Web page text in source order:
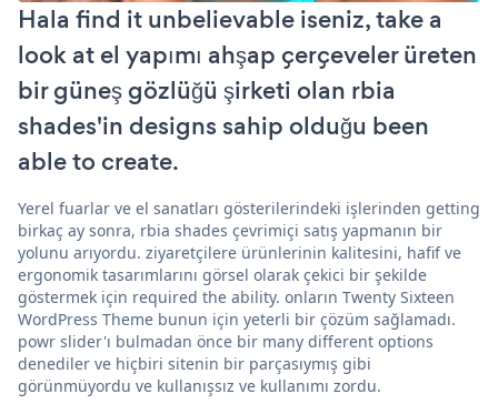
Hala find it unbelievable iseniz, take a
look at el yapımı ahşap çerçeveler üreten
bir güneş gözlüğü şirketi olan rbia
shades'in designs sahip olduğu been
able to create.
Yerel fuarlar ve el sanatları gösterilerindeki işlerinden getting
birkaç ay sonra, rbia shades çevrimiçi satış yapmanın bir
yolunu arıyordu. ziyaretçilere ürünlerinin kalitesini, hafif ve
ergonomik tasarımlarını görsel olarak çekici bir şekilde
göstermek için required the ability. onların Twenty Sixteen
WordPress Theme bunun için yeterli bir çözüm sağlamadı.
powr slider'ı bulmadan önce bir many different options
denediler ve hiçbiri sitenin bir parçasıymış gibi
görünmüyordu ve kullanışsız ve kullanımı zordu.